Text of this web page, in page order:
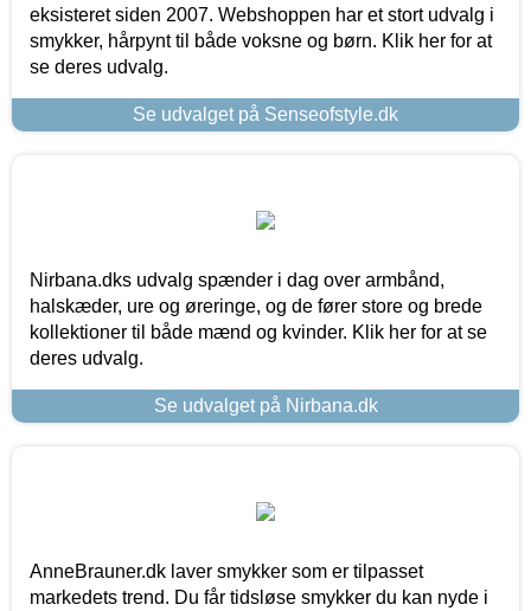
eksisteret siden 2007. Webshoppen har et stort udvalg i
smykker, hårpynt til både voksne og børn. Klik her for at
se deres udvalg.
Se udvalget på Senseofstyle.dk
Nirbana.dks udvalg spænder i dag over armbånd,
halskæder, ure og øreringe, og de fører store og brede
kollektioner til både mænd og kvinder. Klik her for at se
deres udvalg.
Se udvalget på Nirbana.dk
AnneBrauner.dk laver smykker som er tilpasset
markedets trend. Du får tidsløse smykker du kan nyde i